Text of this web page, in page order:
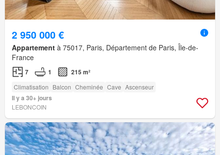
2 950 000 €
Appartement à 75017, Paris, Département de Paris, Île-de-
France
7 1 215 m²
Climatisation Balcon Cheminée Cave Ascenseur
Il y a 30+ jours
LEBONCOIN